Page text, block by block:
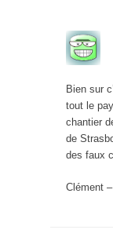
Bien sur
tout le
chantier
de
des faux
Clément